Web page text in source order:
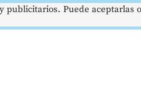
publicitarios. Puede aceptarlas